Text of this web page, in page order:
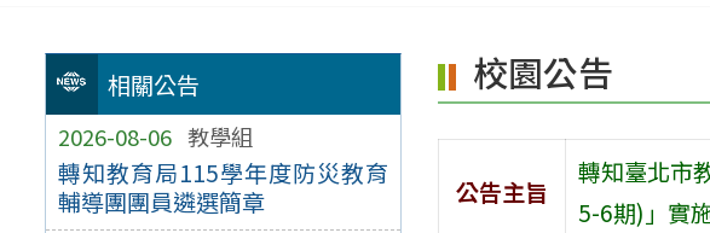
相關公告
2026-08-06 教學組
轉知教育局115學年度防災教育
輔導團團員遴選簡章
校園公告
公告主旨
轉知臺北市
5-6期)」實